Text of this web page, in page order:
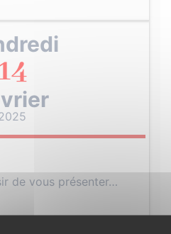
de vous présenter…